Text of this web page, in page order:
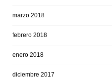
marzo 2018
febrero 2018
enero 2018
diciembre 2017